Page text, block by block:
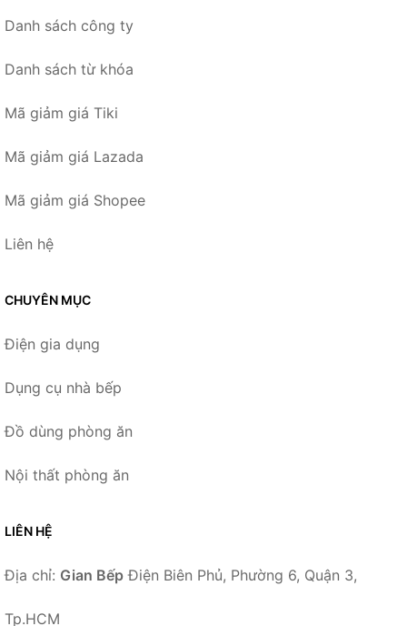
Danh sách công ty
Danh sách từ khóa
Mã giảm giá Tiki
Mã giảm giá Lazada
Mã giảm giá Shopee
Liên hệ
CHUYÊN MỤC
Điện gia dụng
Dụng cụ nhà bếp
Đồ dùng phòng ăn
Nội thất phòng ăn
LIÊN HỆ
Địa chỉ: Gian Bếp Điện Biên Phủ, Phường 6, Quận 3,
Tp.HCM